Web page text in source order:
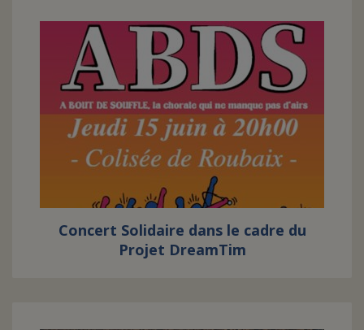
Concert Solidaire dans le cadre du
Projet DreamTim